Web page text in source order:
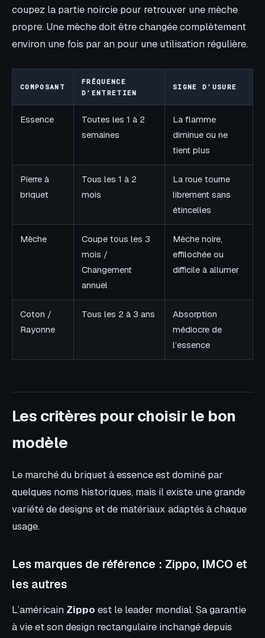
coupez la partie noircie pour retrouver une mèche
propre. Une mèche doit être changée complètement
environ une fois par an pour une utilisation régulière.
COMPOSANT
FRÉQUENCE
D’ENTRETIEN
SIGNE D’USURE
Essence
Toutes les 1 à 2
semaines
La flamme
diminue ou ne
tient plus
Pierre à
briquet
Tous les 1 à 2
mois
La roue tourne
librement sans
étincelles
Mèche
Coupe tous les 3
mois /
Changement
annuel
Mèche noire,
effilochée ou
difficile à allumer
Coton /
Rayonne
Tous les 2 à 3 ans
Absorption
médiocre de
l’essence
Les critères pour choisir le bon
modèle
Le marché du briquet à essence est dominé par
quelques noms historiques, mais il existe une grande
variété de designs et de matériaux adaptés à chaque
usage.
Les marques de référence : Zippo, IMCO et
les autres
L’américain Zippo est le leader mondial. Sa garantie
à vie et son design rectangulaire inchangé depuis